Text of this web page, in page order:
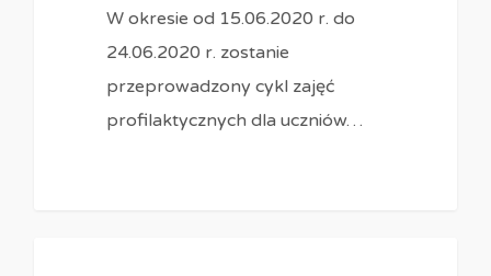
W okresie od 15.06.2020 r. do
24.06.2020 r. zostanie
przeprowadzony cykl zajęć
profilaktycznych dla uczniów…